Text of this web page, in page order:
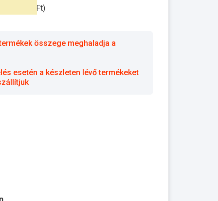
3.500Ft)
összege meghaladja a
esetén a készleten lévő termékeket